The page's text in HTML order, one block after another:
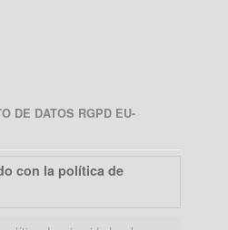
DE DATOS RGPD EU-
con la política de